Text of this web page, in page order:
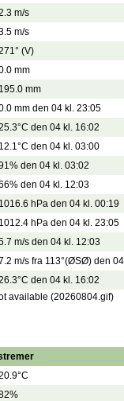
m/s
m/s
(V)
mm
195.0 mm
mm den 04 kl. 23:05
den 04 kl. 16:02
12.1°C den 04 kl. 03:00
den 04 kl. 03:02
den 04 kl. 12:03
1016.6 hPa den 04 kl. 00:19
1012.4 hPa den 04 kl. 23:05
m/s den 04 kl. 12:03
m/s fra 113°(ØSØ) den
den 04 kl. 16:02
available (20260804.gif)